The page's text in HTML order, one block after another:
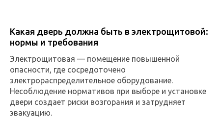
Какая дверь должна быть в электрощитовой:
нормы и требования
Электрощитовая — помещение повышенной
опасности, где сосредоточено
электрораспределительное оборудование.
Несоблюдение нормативов при выборе и установке
двери создает риски возгорания и затрудняет
эвакуацию.